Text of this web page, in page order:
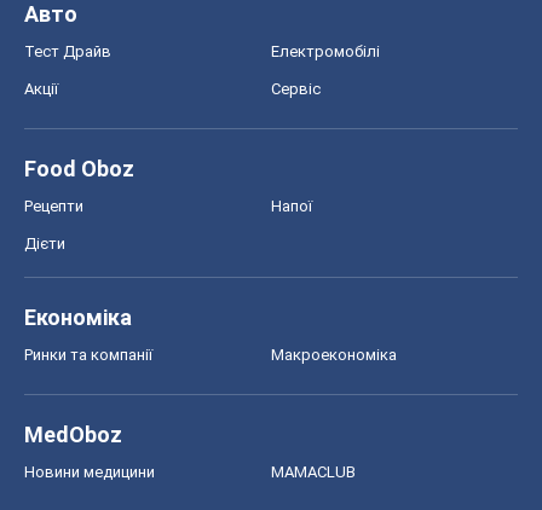
Авто
Тест Драйв Електромобілі
Акції Сервіс
Food Oboz
Рецепти Напої
Дієти
Економіка
Ринки та компанії Макроекономіка
MedOboz
Новини медицини MAMACLUB